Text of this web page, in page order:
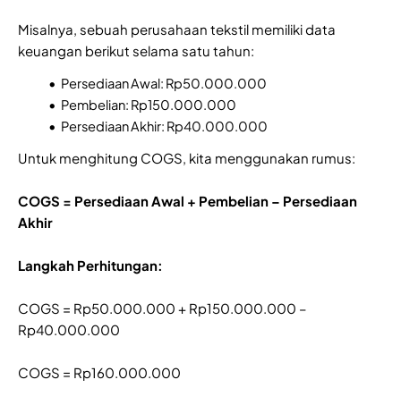
Misalnya, sebuah perusahaan tekstil memiliki data
keuangan berikut selama satu tahun:
Persediaan Awal: Rp50.000.000
Pembelian: Rp150.000.000
Persediaan Akhir: Rp40.000.000
Untuk menghitung COGS, kita menggunakan rumus:
COGS = Persediaan Awal + Pembelian – Persediaan
Akhir
Langkah Perhitungan:
COGS = Rp50.000.000 + Rp150.000.000 –
Rp40.000.000
COGS = Rp160.000.000